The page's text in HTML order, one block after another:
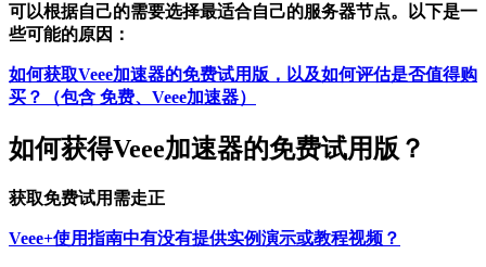
可以根据自己的需要选择最适合自己的服务器节点。以下是一
些可能的原因：
如何获取Veee加速器的免费试用版，以及如何评估是否值得购
买？（包含 免费、Veee加速器）
如何获得Veee加速器的免费试用版？
获取免费试用需走正
Veee+使用指南中有没有提供实例演示或教程视频？